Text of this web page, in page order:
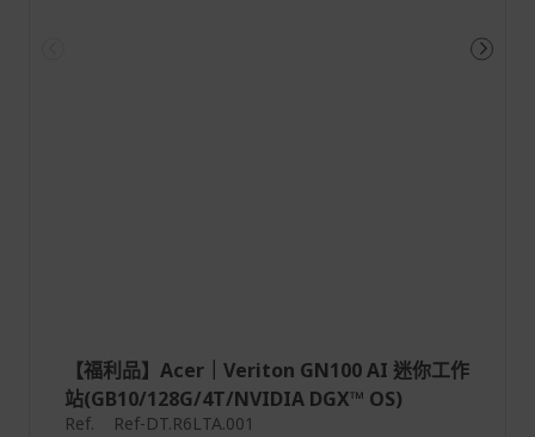
【福利品】Acer｜Veriton GN100 AI 迷你工作
站(GB10/128G/4T/NVIDIA DGX™ OS)
Ref. Ref-DT.R6LTA.001